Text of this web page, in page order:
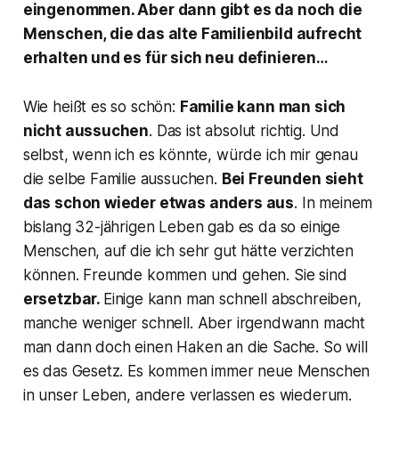
eingenommen. Aber dann gibt es da noch die
Menschen, die das alte Familienbild aufrecht
erhalten und es für sich neu definieren…
Wie heißt es so schön: Familie kann man sich
nicht aussuchen. Das ist absolut richtig. Und
selbst, wenn ich es könnte, würde ich mir genau
die selbe Familie aussuchen. Bei Freunden sieht
das schon wieder etwas anders aus. In meinem
bislang 32-jährigen Leben gab es da so einige
Menschen, auf die ich sehr gut hätte verzichten
können. Freunde kommen und gehen. Sie sind
ersetzbar. Einige kann man schnell abschreiben,
manche weniger schnell. Aber irgendwann macht
man dann doch einen Haken an die Sache. So will
es das Gesetz. Es kommen immer neue Menschen
in unser Leben, andere verlassen es wiederum.